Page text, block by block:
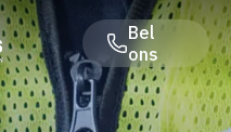
Bel
ons